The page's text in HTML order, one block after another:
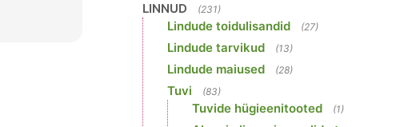
LINNUD (231)
Lindude toidulisandid (27)
Lindude tarvikud (13)
Lindude maiused (28)
Tuvi (83)
Tuvide hügieenitooted (1)